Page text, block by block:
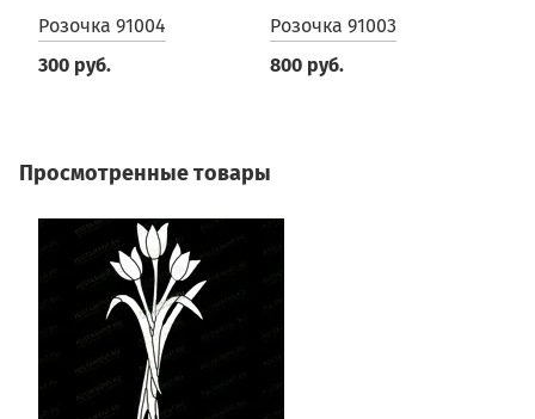
Розочка 91004
300 руб.
Розочка 91003
800 руб.
Просмотренные товары